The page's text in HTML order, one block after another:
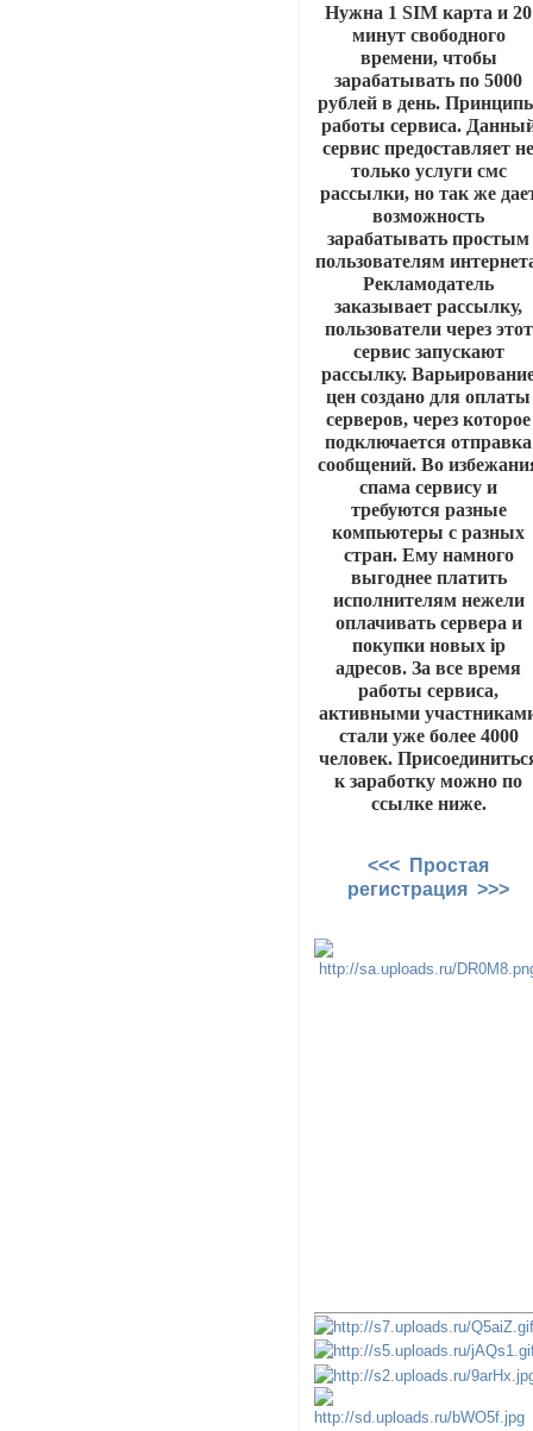
Нужна 1 SIM карта и 20
минут свободного
времени, чтобы
зарабатывать по 5000
рублей в день.
работы сервиса.
сервис предоставляет
только услуги смс
рассылки, но так же
возможность
зарабатывать простым
пользователям
Рекламодатель
заказывает рассылку,
пользователи через этот
сервис запускают
рассылку.
цен создано для оплаты
серверов, через которое
подключается отправка
сообщений. Во
спама сервису и
требуются разные
компьютеры с разных
стран. Ему намного
выгоднее платить
исполнителям нежели
оплачивать сервера и
покупки новых ip
адресов. За все время
работы сервиса,
активными
стали уже более 4000
человек.
к заработку можно по
ссылке ниже.
<<< Простая
регистрация >>>